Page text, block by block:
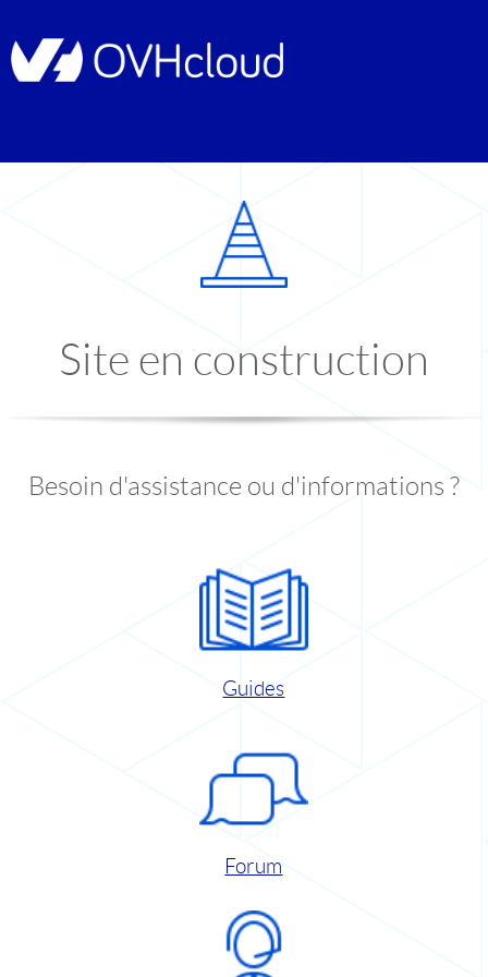
Site en construction
Besoin d'assistance ou d'informations ?
Guides
Forum